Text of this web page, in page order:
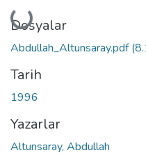
Yükleniyor...
Dosyalar
Abdullah_Altunsaray.pdf
Tarih
1996
Yazarlar
Altunsaray, Abdullah